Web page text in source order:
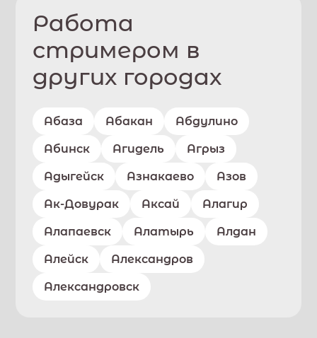
Работа
стримером в
других городах
Абаза Абакан Абдулино
Абинск Агидель Агрыз
Адыгейск Азнакаево Азов
Ак-Довурак Аксай Алагир
Алапаевск Алатырь Алдан
Алейск Александров
Александровск